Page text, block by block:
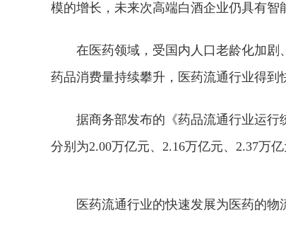
模的增长，未来次高端白酒企业仍具有智
在医药领域，受国内人口老龄化加
药品消费量持续攀升，医药流通行业得到
据商务部发布的《药品流通行业运行
分别为2.00万亿元、2.16万亿元、2.37万
医药流通行业的快速发展为医药的物